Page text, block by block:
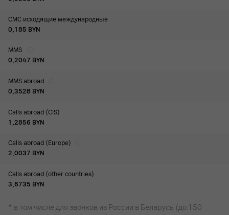
СМС исходящие международные
0,185 BYN
MMS
0,2047 BYN
MMS abroad
0,3528 BYN
Calls abroad (CIS)
1,2856 BYN
Calls abroad (Europe)
2,0037 BYN
Calls abroad (other countries)
3,6735 BYN
* в том числе для звонков из России в Беларусь (до 150